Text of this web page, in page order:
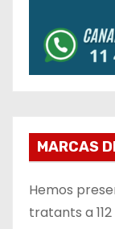
MARCAS
Hemos
tratants a